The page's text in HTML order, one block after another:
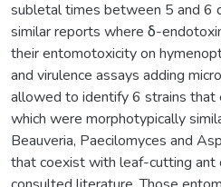
subletal times between 5 and 6
similar reports where δ-
their entomotoxicity on
and virulence assays adding
allowed to identify 6 strains that
which were morphotypically
Beauveria, Paecilomyces and
that coexist with leaf-cutting ant